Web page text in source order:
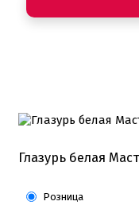
Глазурь белая
Розница